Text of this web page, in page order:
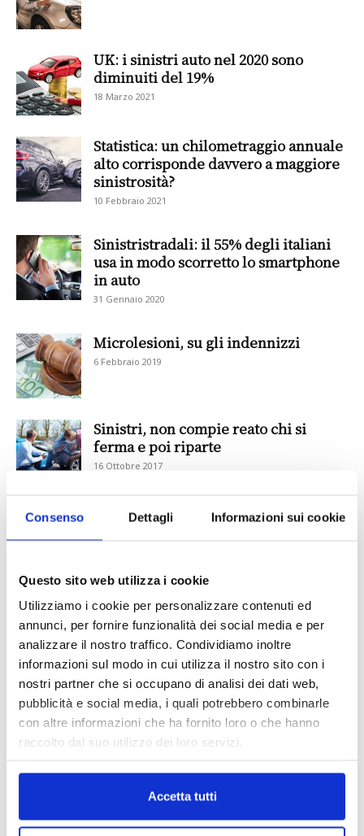
Consenso Dettagli Informazioni sui cookie
Questo sito web utilizza i cookie
Utilizziamo i cookie per personalizzare contenuti ed
annunci, per fornire funzionalità dei social media e per
analizzare il nostro traffico. Condividiamo inoltre
informazioni sul modo in cui utilizza il nostro sito con i
nostri partner che si occupano di analisi dei dati web,
pubblicità e social media, i quali potrebbero combinarle
con altre informazioni che ha fornito loro o che hanno
raccolto dal suo utilizzo dei loro servizi.
Accetta tutti
UK: i sinistri auto nel 2020 sono
diminuiti del 19%
18 Marzo 2021
Statistica: un chilometraggio annuale
alto corrisponde davvero a maggiore
sinistrosità?
10 Febbraio 2021
Sinistristradali: il 55% degli italiani
usa in modo scorretto lo smartphone
in auto
31 Gennaio 2020
Microlesioni, su gli indennizzi
6 Febbraio 2019
Sinistri, non compie reato chi si
ferma e poi riparte
16 Ottobre 2017
Sinistri con l’antidoping
IL MENSILE ASSINEWS LUGLIO-
AGOSTO 2026